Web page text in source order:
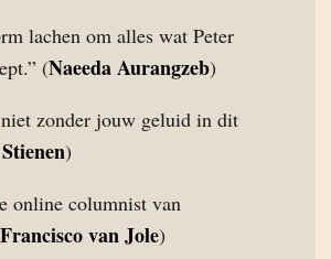
lachen om alles wat Peter
(Naeeda Aurangzeb)
zonder jouw geluid in dit
)
online columnist van
Francisco van Jole)